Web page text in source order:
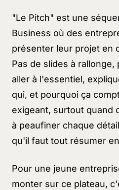
"Le Pitch" est une
Business où des
présenter leur projet en
Pas de slides à
aller à l'essentiel,
qui, et pourquoi ça
exigeant, surtout quand
à peaufiner chaque
qu'il faut tout résumer
Pour une jeune
monter sur ce plateau,